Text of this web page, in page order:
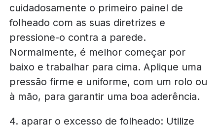
cuidadosamente o primeiro painel de
folheado com as suas diretrizes e
pressione-o contra a parede.
Normalmente, é melhor começar por
baixo e trabalhar para cima. Aplique uma
pressão firme e uniforme, com um rolo ou
à mão, para garantir uma boa aderência.
4. aparar o excesso de folheado: Utilize